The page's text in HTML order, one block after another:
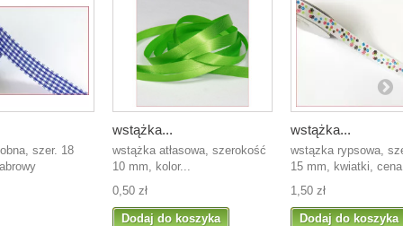
szer. 18
wstążka...
wstążka atłasowa, szerokość
10 mm, kolor...
0,50 zł
Dodaj do koszyka
wstążka...
wstązka rypsowa,
15 mm, kwiatki,
1,50 zł
Dodaj do koszyka